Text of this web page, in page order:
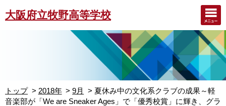
大阪府立牧野高等学校
トップ 2018年 9月
夏休み中の文化系クラブの成果～軽
音楽部が「We are Sneaker Ages」で「優秀校賞」に輝き、グラ